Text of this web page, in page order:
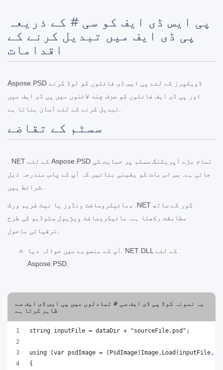
پی ایس ڈی ایف کو سی # کے ذریعہ
پی ڈی ایف میں تبدیل کرنے کے
اقدامات
Aspose.PSD ڈویلپرز کے لئے پی ایس ڈی فائلوں کو لوڈ کرنے
اور پی ڈی ایف فائلوں کو صرف چند لائنوں میں پی ڈی ایف میں
سسٹم کے تقاضے
. NET کے لئے Aspose.PSD تمام بڑے آپریٹنگ سسٹم پر حمایت کی
جاتی ہے. بس اس بات کو یقینی بنائیں کہ آپ کے پاس مندرجہ ذیل
مائیکروسافٹ ونڈوز یا نیٹ فریم ورک، .NET کور کے ساتھ
مطابقت رکھتا ہے. مائیکروسافٹ ویژیول سٹوڈیو کی طرح
آپ کے منصوبے میں حوالہ دیا. NET DLL کے لئے
Aspose.PSD.
یہ نمونہ کوڈ پی ڈی ایف سی # تبادلوں میں پی ایس ڈی ایف سے
ظاہر کرتا ہے
string inputFile = dataDir + "sourceFile.psd";
using (var psdImage = (PsdImage)Image.Load(inputFile,
{